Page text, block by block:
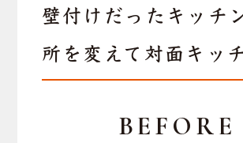
壁付けだったキッチ
所を変えて対面キッ
BEFORE